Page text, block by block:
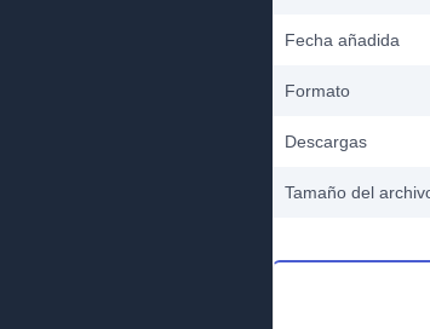
Fecha añadida
Formato
Descargas
Tamaño del